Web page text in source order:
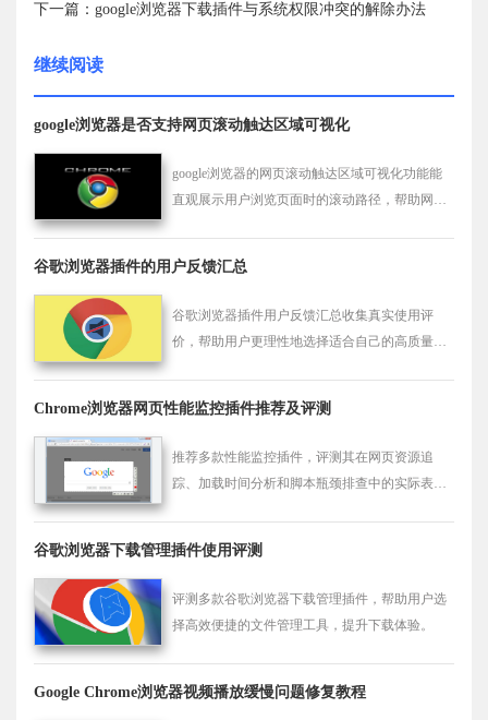
下一篇：google浏览器下载插件与系统权限冲突的解除办法
继续阅读
google浏览器是否支持网页滚动触达区域可视化
google浏览器的网页滚动触达区域可视化功能能
直观展示用户浏览页面时的滚动路径，帮助网站
提高页面的用户参与度和浏览效率。
谷歌浏览器插件的用户反馈汇总
谷歌浏览器插件用户反馈汇总收集真实使用评
价，帮助用户更理性地选择适合自己的高质量扩
Chrome浏览器网页性能监控插件推荐及评测
推荐多款性能监控插件，评测其在网页资源追
踪、加载时间分析和脚本瓶颈排查中的实际表
谷歌浏览器下载管理插件使用评测
评测多款谷歌浏览器下载管理插件，帮助用户选
择高效便捷的文件管理工具，提升下载体验。
Google Chrome浏览器视频播放缓慢问题修复教程